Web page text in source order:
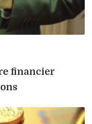
financier